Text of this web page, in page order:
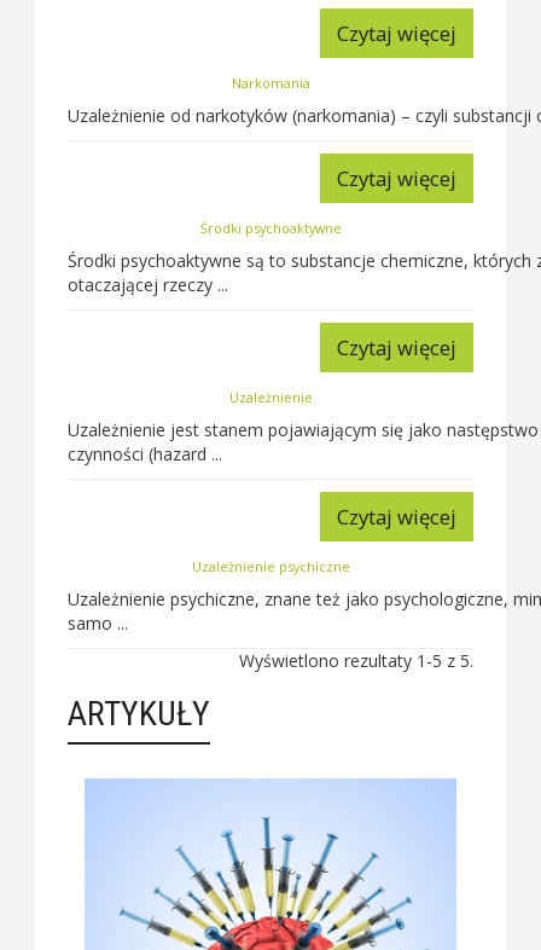
Czytaj więcej
Narkomania
Uzależnienie od narkotyków (narkomania) – czyli
Czytaj więcej
Środki psychoaktywne
Środki psychoaktywne są to substancje chemiczne,
otaczającej rzeczy ...
Czytaj więcej
Uzależnienie
Uzależnienie jest stanem pojawiającym się jako
czynności (hazard ...
Czytaj więcej
Uzależnienie psychiczne
Uzależnienie psychiczne, znane też jako psychologiczne,
samo ...
Wyświetlono rezultaty 1-5 z 5.
ARTYKUŁY